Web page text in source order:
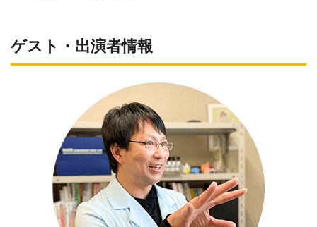
ゲスト・出演者情報